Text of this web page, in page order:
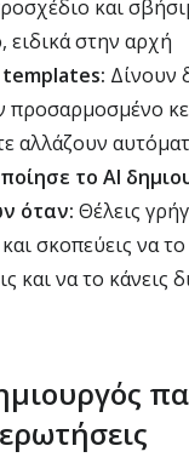
και
ειδικά στην αρχή
templates: Δίνουν
προσαρμοσμένο
αλλάζουν
το AI
όταν: Θέλεις
σκοπεύεις να το
και να το κάνεις